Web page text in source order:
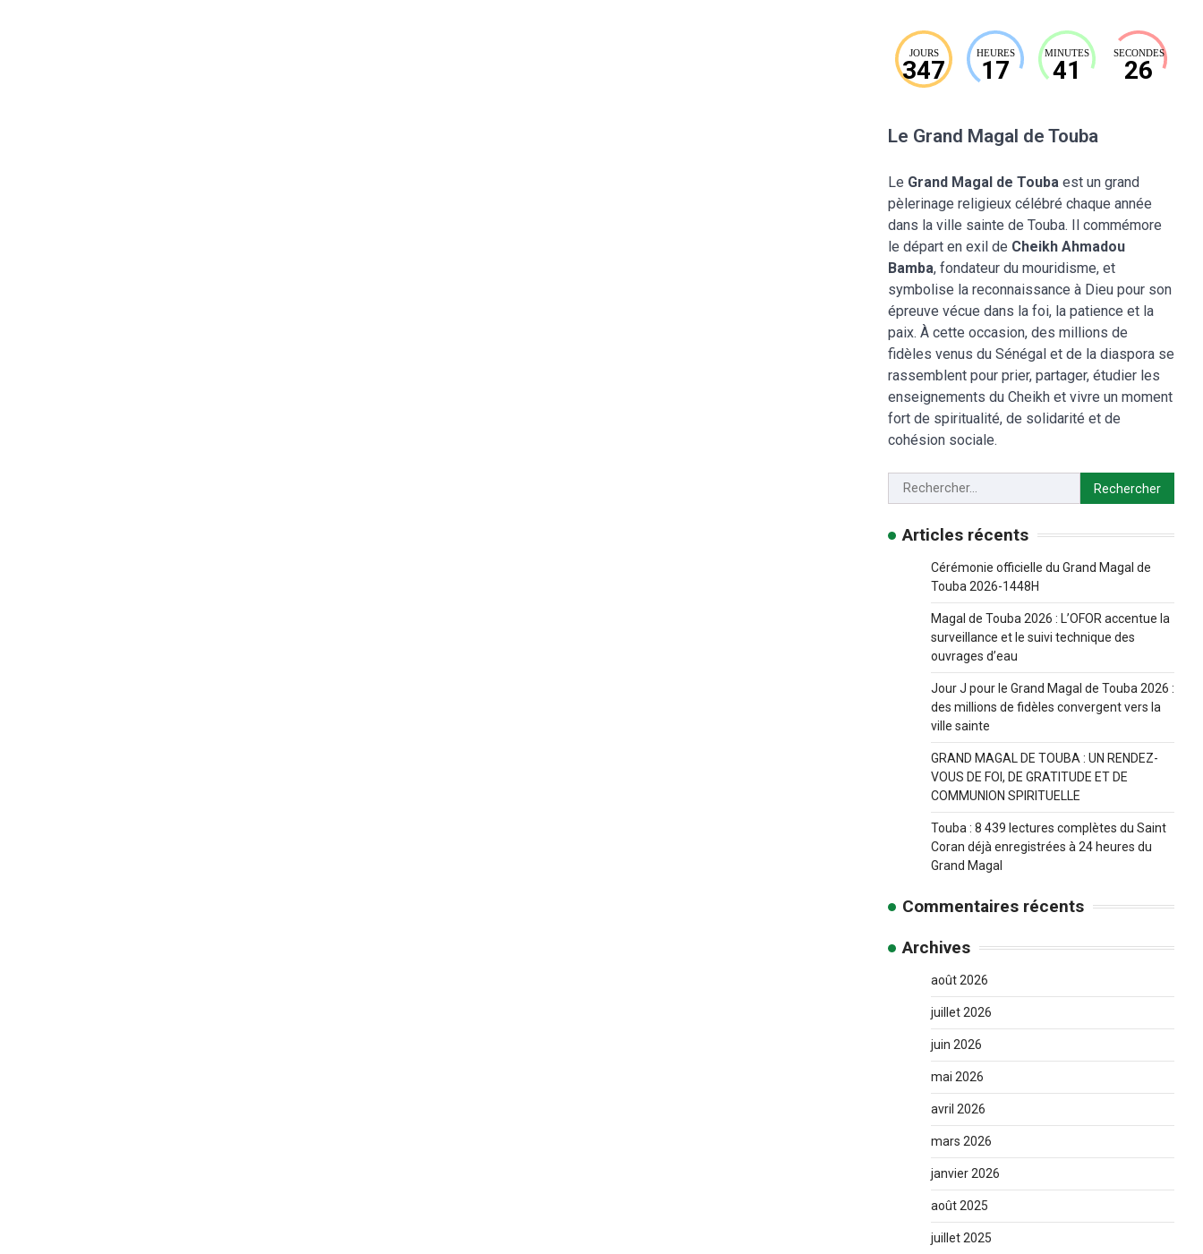
JOURS
347
HEURES
17
MINUTES
41
SECONDES
25
Le Grand Magal de Touba
Le Grand Magal de Touba est un grand
pèlerinage religieux célébré chaque année
dans la ville sainte de Touba. Il commémore
le départ en exil de Cheikh Ahmadou
Bamba, fondateur du mouridisme, et
symbolise la reconnaissance à Dieu pour son
épreuve vécue dans la foi, la patience et la
paix. À cette occasion, des millions de
fidèles venus du Sénégal et de la diaspora se
rassemblent pour prier, partager, étudier les
enseignements du Cheikh et vivre un moment
fort de spiritualité, de solidarité et de
cohésion sociale.
Articles récents
Cérémonie officielle du Grand Magal de
Touba 2026-1448H
Magal de Touba 2026 : L’OFOR accentue la
surveillance et le suivi technique des
ouvrages d’eau
Jour J pour le Grand Magal de Touba 2026 :
des millions de fidèles convergent vers la
ville sainte
GRAND MAGAL DE TOUBA : UN RENDEZ-
VOUS DE FOI, DE GRATITUDE ET DE
COMMUNION SPIRITUELLE
Touba : 8 439 lectures complètes du Saint
Coran déjà enregistrées à 24 heures du
Grand Magal
Commentaires récents
Archives
août 2026
juillet 2026
juin 2026
mai 2026
avril 2026
mars 2026
janvier 2026
août 2025
juillet 2025